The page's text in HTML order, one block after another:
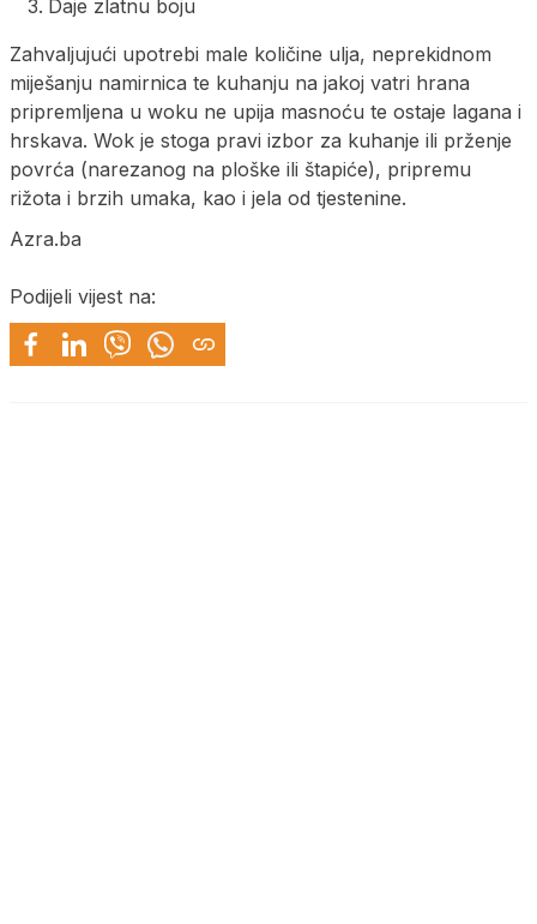
Daje zlatnu boju
Zahvaljujući upotrebi male količine ulja, neprekidnom
miješanju namirnica te kuhanju na jakoj vatri hrana
pripremljena u woku ne upija masnoću te ostaje lagana i
hrskava. Wok je stoga pravi izbor za kuhanje ili prženje
povrća (narezanog na ploške ili štapiće), pripremu
rižota i brzih umaka, kao i jela od tjestenine.
Azra.ba
Podijeli vijest na: